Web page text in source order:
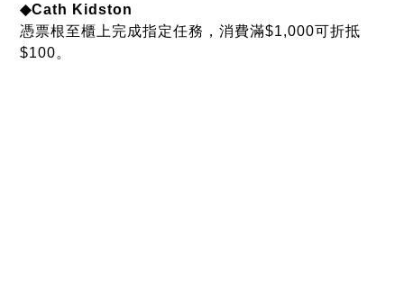
◆Cath Kidston
憑票根至櫃上完成指定任務，消費滿$1,000可折抵
$100。